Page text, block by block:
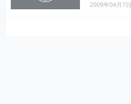
2009年04月7日